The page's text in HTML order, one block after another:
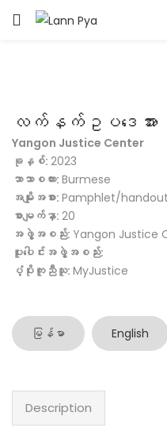
လက်နက်ဥပဒေအား
Yangon Justice Center
ခုနှစ်: 2023
ဘာသာစကား: Burmese
အမျိုးအစား: Pamphlet/
စာမျက်နှာ: 20
အဖွဲ့အစည်း: Yangon Justice
ပူးပေါင်းအဖွဲ့အစည်း:
ပံ့ပိုးကူညီသူ: MyJustice
မြန်မာ English
Description
LOGIN
Remember me